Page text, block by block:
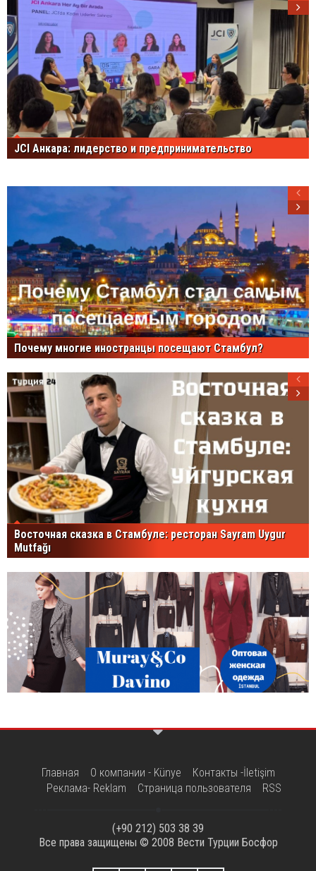
JCI Анкара: лидерство и предпринимательство
Почему многие иностранцы посещают Стамбул?
Восточная сказка в Стамбуле: ресторан Sayram Uygur
Mutfağı
Главная О компании - Künye
Контакты -İletişim
Реклама- Reklam
Страница пользователя RSS
(+90 212) 503 38 39
Все права защищены © 2008 Вести Турции Босфор